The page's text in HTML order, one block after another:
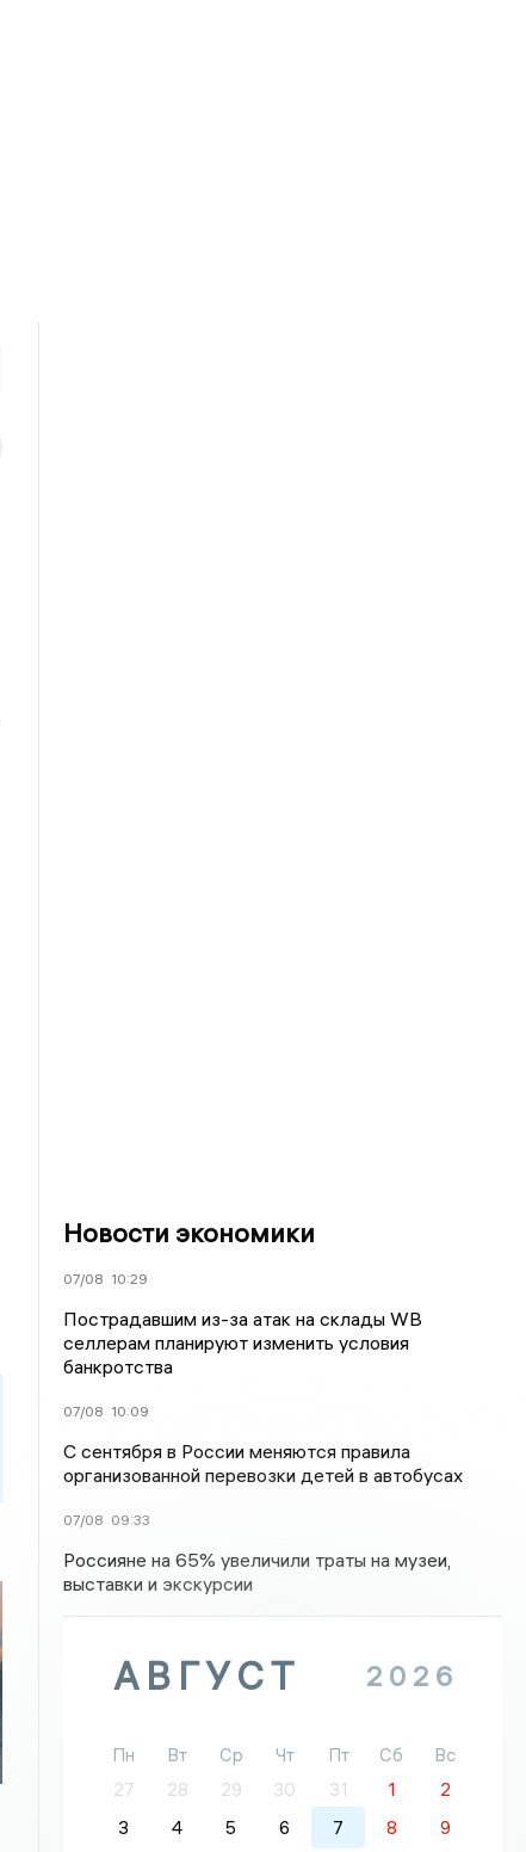
Новости экономики
07/08 10:29
Пострадавшим из-за атак на склады WВ
селлерам планируют изменить условия
банкротства
07/08 10:09
С сентября в России меняются правила
организованной перевозки детей в автобусах
07/08 09:33
Россияне на 65% увеличили траты на музеи,
выставки и экскурсии
АВГУСТ 2026
Пн Вт Ср Чт Пт Сб
Вс
27
28 29 30 31 1
2
3
4 5 6 7 8
9